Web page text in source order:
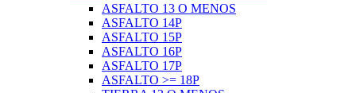
ASFALTO 13 O MENOS
ASFALTO 14P
ASFALTO 15P
ASFALTO 16P
ASFALTO 17P
ASFALTO >= 18P